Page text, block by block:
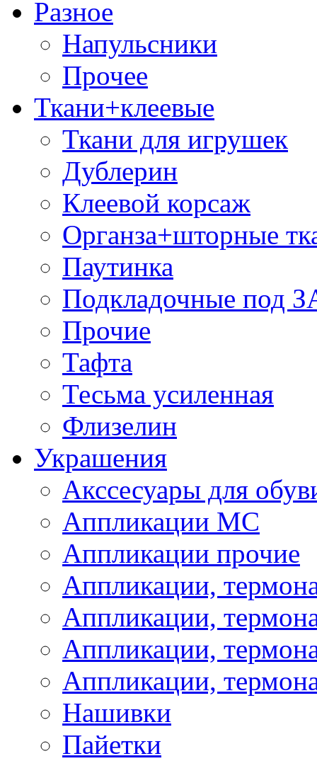
Разное
Напульсники
Прочее
Ткани+клеевые
Ткани для игрушек
Дублерин
Клеевой корсаж
Органза+шторные
Паутинка
Подкладочные под
Прочие
Тафта
Тесьма усиленная
Флизелин
Украшения
Акссесуары для
Аппликации МС
Аппликации прочие
Аппликации,
Аппликации,
Аппликации,
Аппликации,
Нашивки
Пайетки